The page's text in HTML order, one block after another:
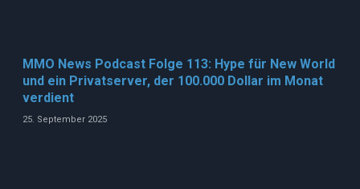
MMO News Podcast Folge 113: Hype für New World
und ein Privatserver, der 100.000 Dollar im Monat
verdient
25. September 2025